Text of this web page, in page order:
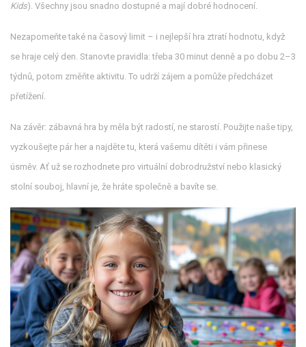
Kids). Všechny jsou snadno dostupné a mají dobré hodnocení.
Nezapomeňte také na časový limit – i nejlepší hra ztratí hodnotu, když
se hraje celý den. Stanovte pravidla: třeba 30 minut denně a po dobu 2–3
týdnů, potom změňte aktivitu. To udrží zájem a pomůže předcházet
přetížení.
Na závěr: zábavná hra by měla být radostí, ne starostí. Použijte naše tipy,
vyzkoušejte pár her a najděte tu, která vašemu dítěti i vám přinese
úsměv. Ať už se rozhodnete pro virtuální dobrodružství nebo klasický
stolní souboj, hlavní je, že hráte společně a bavíte se.